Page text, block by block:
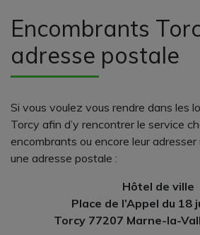
Encombrants
adresse postale
Si vous voulez vous rendre dans les
Torcy afin d’y rencontrer le service
encombrants ou encore leur adresser
une adresse postale :
Hôtel de ville
Place de l’Appel du 18
Torcy 77207 Marne-la-